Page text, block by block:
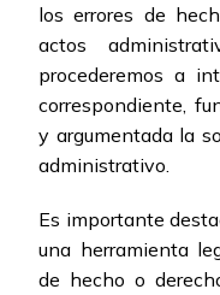
los errores de
actos
procederemos a
correspondiente,
y argumentada la
administrativo.
Es importante
una herramienta
de hecho o